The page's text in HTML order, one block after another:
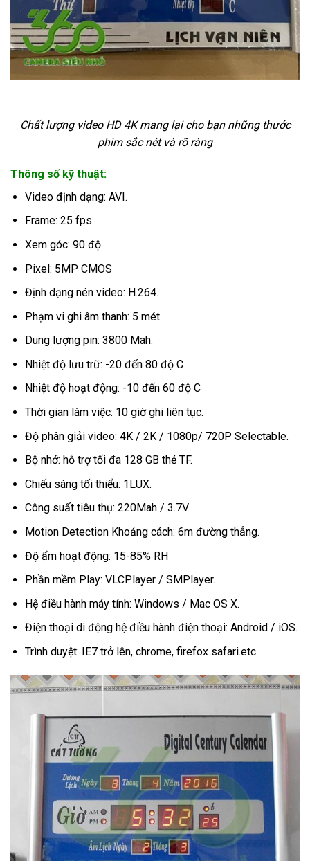
Chất lượng video HD 4K mang lại cho bạn những thước
phim sắc nét và rõ ràng
Thông số kỹ thuật:
Video định dạng: AVI.
Frame: 25 fps
Xem góc: 90 độ
Pixel: 5MP CMOS
Định dạng nén video: H.264.
Phạm vi ghi âm thanh: 5 mét.
Dung lượng pin: 3800 Mah.
Nhiệt độ lưu trữ: -20 đến 80 độ C
Nhiệt độ hoạt động: -10 đến 60 độ C
Thời gian làm việc: 10 giờ ghi liên tục.
Độ phân giải video: 4K / 2K / 1080p/ 720P Selectable.
Bộ nhớ: hỗ trợ tối đa 128 GB thẻ TF.
Chiếu sáng tối thiểu: 1LUX.
Công suất tiêu thụ: 220Mah / 3.7V
Motion Detection Khoảng cách: 6m đường thẳng.
Độ ẩm hoạt động: 15-85% RH
Phần mềm Play: VLCPlayer / SMPlayer.
Hệ điều hành máy tính: Windows / Mac OS X.
Điện thoại di động hệ điều hành điện thoại: Android / iOS.
Trình duyệt: IE7 trở lên, chrome, firefox safari.etc